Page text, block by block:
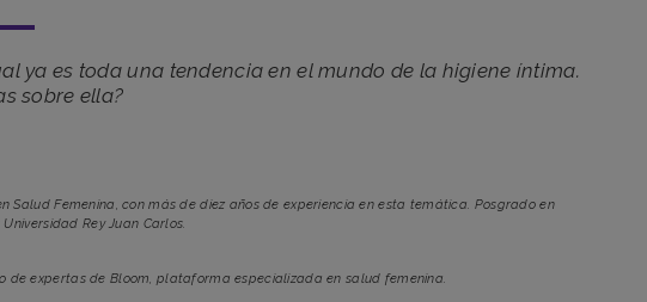
ya es toda una tendencia en el mundo de la higiene íntima.
sobre ella?
Salud Femenina, con más de diez años de experiencia en esta temática. Posgrado en
Rey Juan Carlos.
de expertas de Bloom, plataforma especializada en salud femenina.